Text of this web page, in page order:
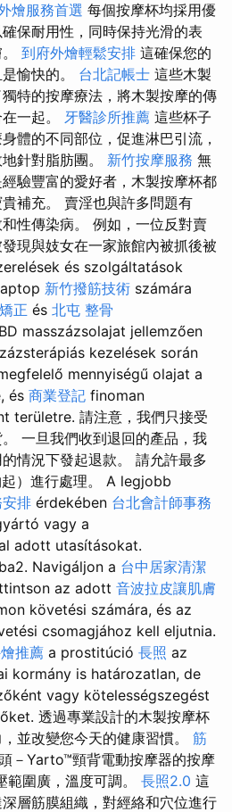
燴服務首選 每個按摩杯均採用優
保耐用性，同時保持光滑的表
到府外燴輕鬆安排 這確保您的
愉快的。 台北記帳士 這些木製
特的按摩療法，將木製按摩的傳
一起。 牙醫診所推薦 這些杯子
體的不同部位，促進淋巴引流，
針對脂肪團。 新竹按摩服務 無
驗豐富的愛好者，木製按摩杯都
補充。 賣淫也與許多問題有
性傳染病。 例如，一位反對賣
現與妓女在一家旅館內被抓後被
és szolgáltatások
新竹撥筋技術 számára
正 és 北屯 整骨
masszázsolajat jellemzően
kezelések során
mennyiségű olajat a
és 商業登記 finoman
területre. 請注意，我們只接受
一旦我們收到退回的產品，我
情況下發起退款。 請允許最多
）進行處理。 A legjobb
排 érdekében 台北會計師事務
vagy a
adott utasításokat.
Navigáljon a 台中居家清潔
az adott 音波拉皮讓肌膚
követési számára, és az
csomagjához kell eljutnia.
推薦 a prostitúció 長照 az
kormány is határozatlan, de
vagy kötelességszegést
透過專業設計的木製按摩杯
並改變您今天的健康習慣。 筋
－Yarto™頸背電動按摩器的按摩
圍廣，溫度可調。 長照2.0 這
層筋膜組織，對經絡和穴位進行